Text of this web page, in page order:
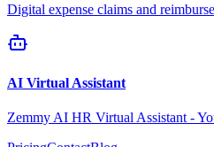
Digital expense claims and
AI Virtual Assistant
Zemmy AI HR Virtual Assistant -